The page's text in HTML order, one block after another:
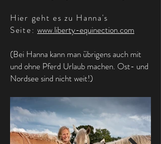
Hier geht es zu Hanna's
Seite: www.liberty-equinection.com
(Bei Hanna kann man übrigens auch mit
und ohne Pferd Urlaub machen. Ost- und
Nordsee sind nicht weit!)